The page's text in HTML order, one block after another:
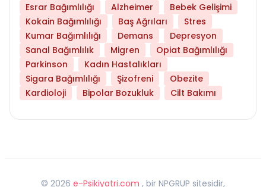
Esrar Bağımlılığı
Alzheimer
Bebek Gelişimi
Kokain Bağımlılığı
Baş Ağrıları
Stres
Kumar Bağımlılığı
Demans
Depresyon
Sanal Bağımlılık
Migren
Opiat Bağımlılığı
Parkinson
Kadın Hastalıkları
Sigara Bağımlılığı
Şizofreni
Obezite
Kardioloji
Bipolar Bozukluk Cilt Bakımı
© 2026 e-Psikiyatri.com , bir NPGRUP sitesidir,